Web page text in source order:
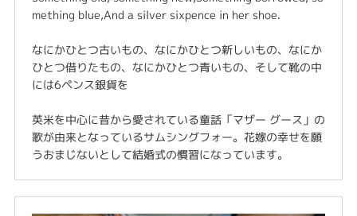
mething blue,And a silver sixpence in her shoe.
なにかひとつ古いもの、なにかひとつ新しいもの、なにか
ひとつ借りたもの、なにかひとつ青いもの、そして靴の中
には6ペンス銀貨を
英米を中心に昔から愛されている童話「マザー グース」の
歌が由来となっているサムシングフォー。花嫁の幸せを願
うおまじないとして結婚式の慣習になっています。